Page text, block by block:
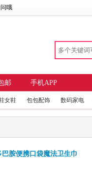
哦
邮 手机APP
女鞋 包包配饰 数码家电
巴胺便携口袋魔法卫生巾